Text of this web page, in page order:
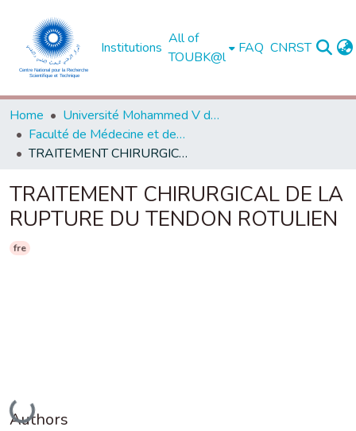
Institutions
All of
TOUBK@l
FAQ CNRST
Home
Université Mohammed V de Rabat
Faculté de Médecine et de Pharmacie - Rabat
TRAITEMENT CHIRURGICAL DE LA RUPTURE DU TENDON ROTULIEN
TRAITEMENT CHIRURGICAL DE LA
RUPTURE DU TENDON ROTULIEN
fre
Loading...
Authors